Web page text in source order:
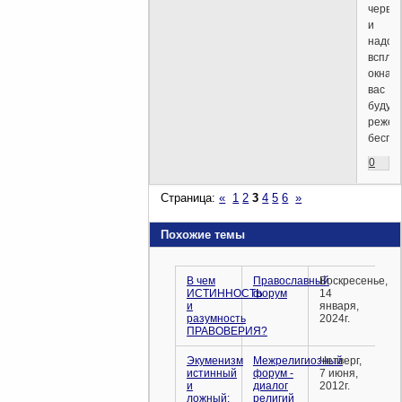
черви
и
окна
вас
будут
реже
0
Страница:« 1 2 3 4 5 6 »
Похожие темы
В чем
ИСТИННОСТЬ
и
разумность
ПРАВОВЕРИЯ?
Православный
форум
Воскресенье,
14
января,
2024г.
Экуменизм
истинный
и
ложный:
Межрелигиозный
форум -
диалог
религий
Четверг,
7 июня,
2012г.